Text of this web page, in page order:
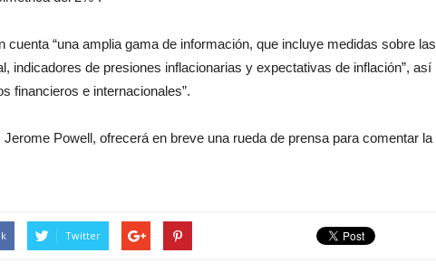
cuenta “una amplia gama de información, que incluye medidas sobre las
indicadores de presiones inflacionarias y expectativas de inflación”, así
financieros e internacionales”.
Powell, ofrecerá en breve una rueda de prensa para comentar la
Twitter